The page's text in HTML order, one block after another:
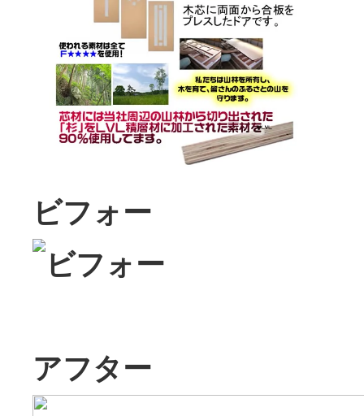
ビフォー
アフター